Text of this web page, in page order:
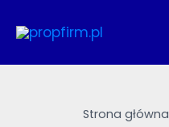
do
Strona główna